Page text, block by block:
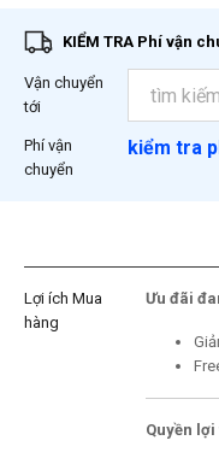
KIỂM TRA Phí vận
Vận chuyển
tới
Phí vận
chuyển
kiểm tra
Lợi ích Mua
hàng
Ưu đãi
Quyền